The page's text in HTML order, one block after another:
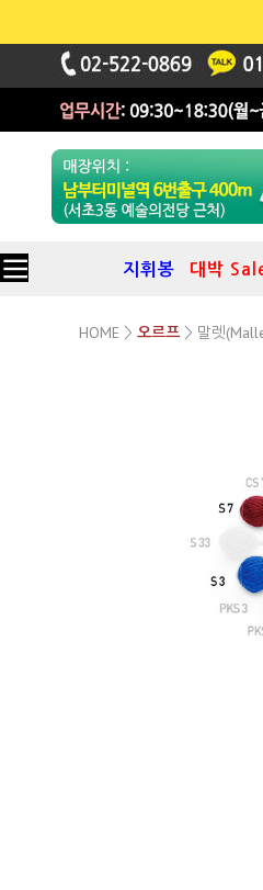
지휘봉 대박
HOME > 오르프 > 말렛